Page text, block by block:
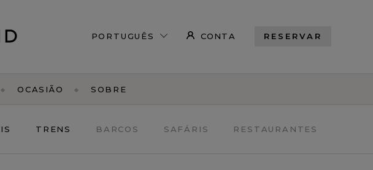
OCASIÃO SOBRE
CONTA RESERVAR
TRENS BARCOS SAFÁRIS RESTAURANTES